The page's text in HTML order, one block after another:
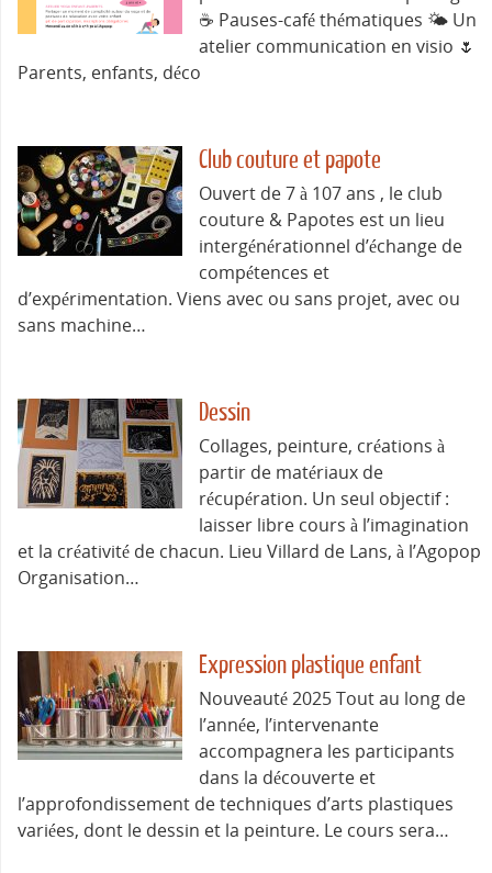
☕ Pauses-café thématiques 🌤️ Un
atelier communication en visio 🌷
Parents, enfants, déco
Club couture et papote
Ouvert de 7 à 107 ans , le club
couture & Papotes est un lieu
intergénérationnel d’échange de
compétences et
d’expérimentation. Viens avec ou sans projet, avec ou
sans machine…
Dessin
Collages, peinture, créations à
partir de matériaux de
récupération. Un seul objectif :
laisser libre cours à l’imagination
et la créativité de chacun. Lieu Villard de Lans, à l’Agopop
Organisation…
Expression plastique enfant
Nouveauté 2025 Tout au long de
l’année, l’intervenante
accompagnera les participants
dans la découverte et
l’approfondissement de techniques d’arts plastiques
variées, dont le dessin et la peinture. Le cours sera…